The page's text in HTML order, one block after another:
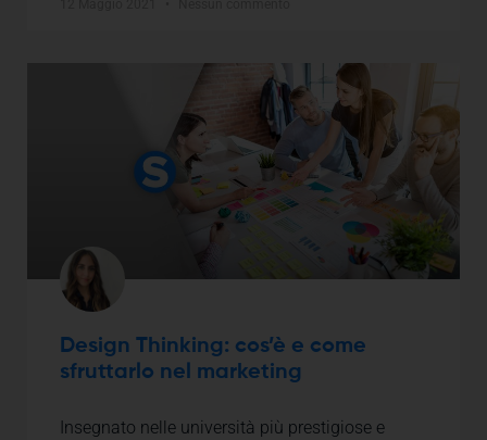
Design Thinking: cos’è e come
sfruttarlo nel marketing
Insegnato nelle università più prestigiose e